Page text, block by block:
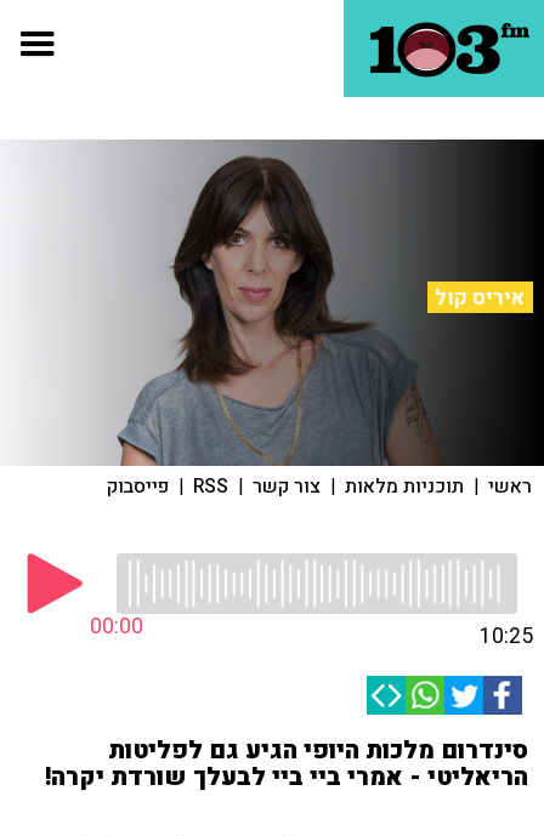
איריס קול
ראשי | תוכניות מלאות | צור קשר |
RSS
| פייסבוק
00:00 10:25
סינדרום מלכות היופי הגיע גם לפליטות
הריאליטי - אמרי ביי ביי לבעלך שורדת יקרה!